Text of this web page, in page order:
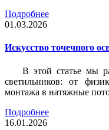
Подробнее
01.03.2026
Искусство точечного
В этой статье мы
светильников: от
монтажа в натяжные
Подробнее
16.01.2026